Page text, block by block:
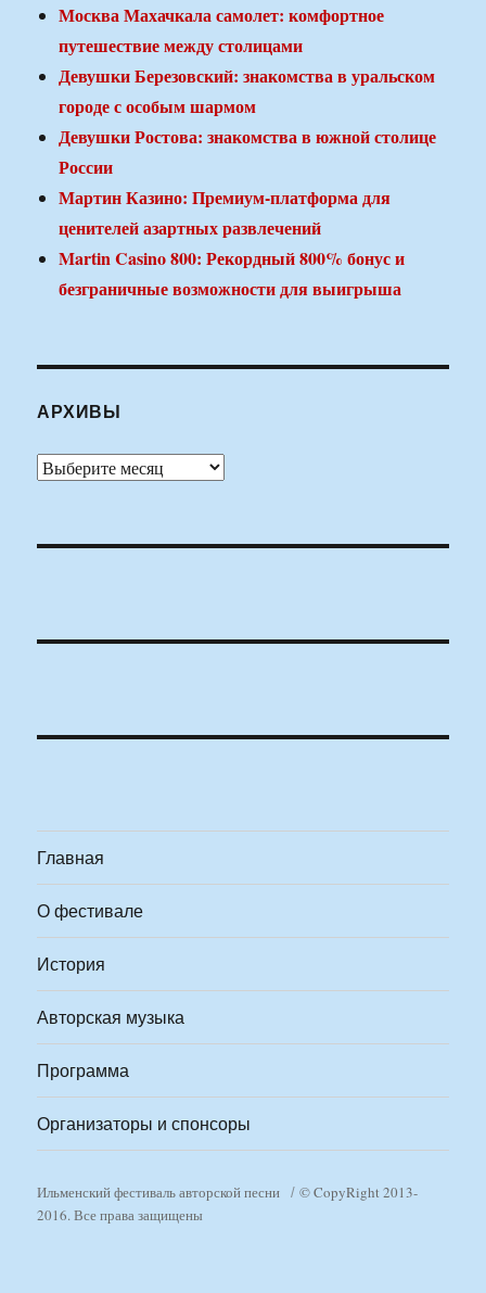
Москва Махачкала самолет: комфортное
путешествие между столицами
Девушки Березовский: знакомства в уральском
городе с особым шармом
Девушки Ростова: знакомства в южной столице
России
Мартин Казино: Премиум-платформа для
ценителей азартных развлечений
Martin Casino 800: Рекордный 800% бонус и
безграничные возможности для выигрыша
АРХИВЫ
Архивы
Главная
О фестивале
История
Авторская музыка
Программа
Организаторы и спонсоры
Ильменский фестиваль авторской песни
© CopyRight 2013-
2016. Все права защищены